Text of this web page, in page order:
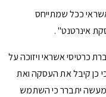
אשראי ככל שמתייחס
אינרטנט" .
כרטיסי אשראי ויזוכה על
כן קיבל את העסקה ואת
יתברר כי השתמש